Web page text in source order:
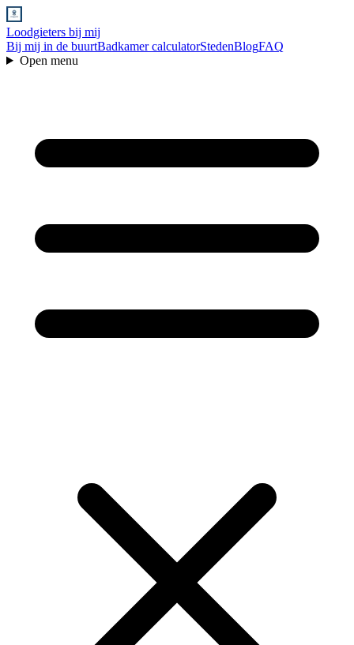
Loodgieters bij mij
Bij mij in de buurtBadkamer calculatorStedenBlogFAQ
Open menu